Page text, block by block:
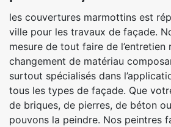
les couvertures marmottins est
ville pour les travaux de façade.
mesure de tout faire de l’entretien
changement de matériau
surtout spécialisés dans
tous les types de façade. Que
de briques, de pierres, de béton
pouvons la peindre. Nos peintres